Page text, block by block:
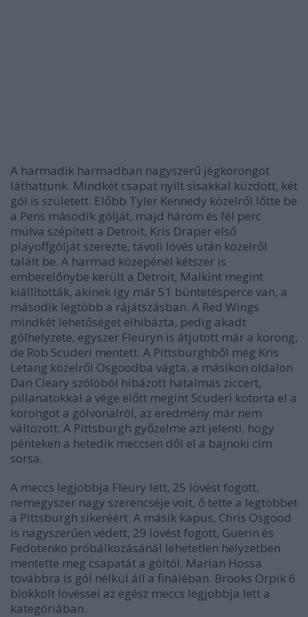
A harmadik harmadban nagyszerű jégkorongot
láthattunk. Mindkét csapat nyílt sisakkal küzdött, két
gól is született. Előbb Tyler Kennedy közelről lőtte be
a Pens második gólját, majd három és fél perc
múlva szépített a Detroit, Kris Draper első
playoffgólját szerezte, távoli lövés után közelről
talált be. A harmad közepénél kétszer is
emberelőnybe került a Detroit, Malkint megint
kiállították, akinek így már 51 büntetésperce van, a
második legtöbb a rájátszásban. A Red Wings
mindkét lehetőséget elhibázta, pedig akadt
gólhelyzete, egyszer Fleuryn is átjutott már a korong,
de Rob Scuderi mentett. A Pittsburghből még Kris
Letang közelről Osgoodba vágta, a másikon oldalon
Dan Cleary szólóból hibázott hatalmas ziccert,
pillanatokkal a vége előtt megint Scuderi kotorta el a
korongot a gólvonalról, az eredmény már nem
változott. A Pittsburgh győzelme azt jelenti, hogy
pénteken a hetedik meccsen dől el a bajnoki cím
sorsa.
A meccs legjobbja Fleury lett, 25 lövést fogott,
nemegyszer nagy szerencséje volt, ő tette a legtöbbet
a Pittsburgh sikeréért. A másik kapus, Chris Osgood
is nagyszerűen védett, 29 lövést fogott, Guerin és
Fedotenko próbálkozásánál lehetetlen helyzetben
mentette meg csapatát a góltól. Marian Hossa
továbbra is gól nélkül áll a fináléban. Brooks Orpik 6
blokkolt lövéssel az egész meccs legjobbja lett a
kategóriában.